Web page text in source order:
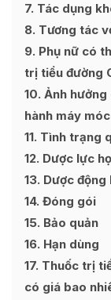
7 Tác dụng
8 Tương tác
9 Phụ nữ có
trị tiểu đường
10 Ảnh hưởng
hành máy móc
11 Tình trạng
12 Dược lực
13 Dược động
14 Đóng gói
15 Bảo quản
16 Hạn dùng
17 Thuốc trị
có giá bao